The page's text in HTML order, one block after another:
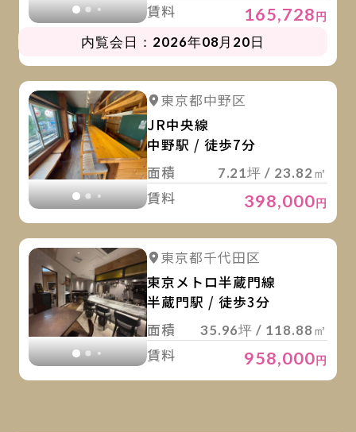
賃料 165,728円
内覧会日：2026年08月20日
詳細を見る
東京都中野区
JR中央線
中野駅 / 徒歩7分
面積
7.21坪 / 23.82㎡
賃料 398,000円
詳細を見る
東京都千代田区
東京メトロ半蔵門線
半蔵門駅 / 徒歩3分
面積
35.96坪 / 118.88㎡
賃料 958,000円